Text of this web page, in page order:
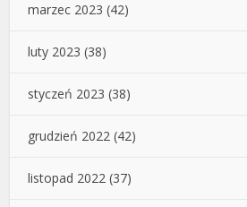
marzec 2023 (42)
luty 2023 (38)
styczeń 2023 (38)
grudzień 2022 (42)
listopad 2022 (37)